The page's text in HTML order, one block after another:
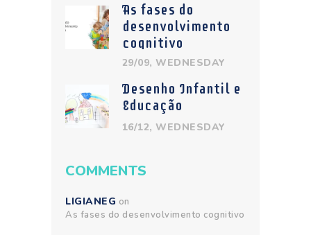
As fases do
desenvolvimento
cognitivo
29/09, WEDNESDAY
Desenho Infantil e
Educação
16/12, WEDNESDAY
COMMENTS
LIGIANEG on
As fases do desenvolvimento cognitivo